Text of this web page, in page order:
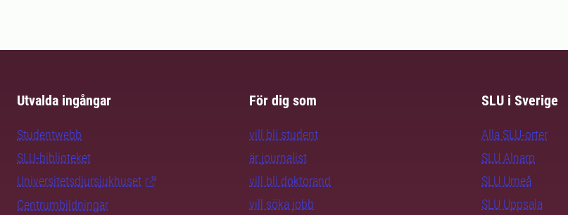
Utvalda ingångar
Studentwebb
SLU-biblioteket
Universitetsdjursjukhuset
Centrumbildningar
För dig som
vill bli student
är journalist
vill bli doktorand
vill söka jobb
SLU i Sverige
Alla SLU-orter
SLU Alnarp
SLU Umeå
SLU Uppsala